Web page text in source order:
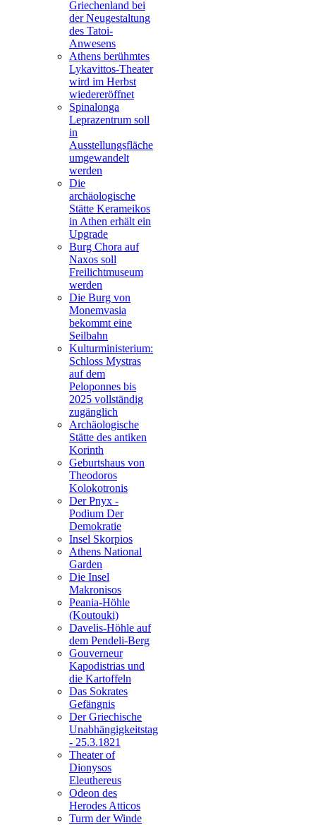
Griechenland bei
der Neugestaltung
des Tatoi-
Anwesens
Athens berühmtes
Lykavittos-Theater
wird im Herbst
wiedereröffnet
Spinalonga
Leprazentrum soll
in
Ausstellungsfläche
umgewandelt
werden
Die
archäologische
Stätte Kerameikos
in Athen erhält ein
Upgrade
Burg Chora auf
Naxos soll
Freilichtmuseum
werden
Die Burg von
Monemvasia
bekommt eine
Seilbahn
Kulturministerium:
Schloss Mystras
auf dem
Peloponnes bis
2025 vollständig
zugänglich
Archäologische
Stätte des antiken
Korinth
Geburtshaus von
Theodoros
Kolokotronis
Der Pnyx -
Podium Der
Demokratie
Insel Skorpios
Athens National
Garden
Die Insel
Makronisos
Peania-Höhle
(Koutouki)
Davelis-Höhle auf
dem Pendeli-Berg
Gouverneur
Kapodistrias und
die Kartoffeln
Das Sokrates
Gefängnis
Der Griechische
Unabhängigkeitstag
- 25.3.1821
Theater of
Dionysos
Eleuthereus
Odeon des
Herodes Atticos
Turm der Winde